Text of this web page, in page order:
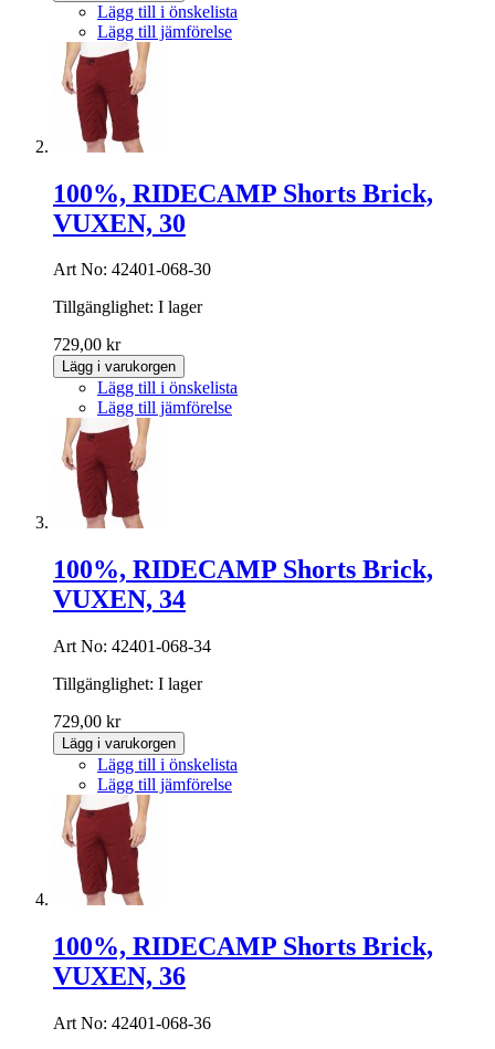
Lägg till i önskelista
Lägg till jämförelse
100%, RIDECAMP Shorts Brick,
VUXEN, 30
Art No: 42401-068-30
Tillgänglighet: I lager
729,00 kr
Lägg i varukorgen
Lägg till i önskelista
Lägg till jämförelse
100%, RIDECAMP Shorts Brick,
VUXEN, 34
Art No: 42401-068-34
Tillgänglighet: I lager
729,00 kr
Lägg i varukorgen
Lägg till i önskelista
Lägg till jämförelse
100%, RIDECAMP Shorts Brick,
VUXEN, 36
Art No: 42401-068-36